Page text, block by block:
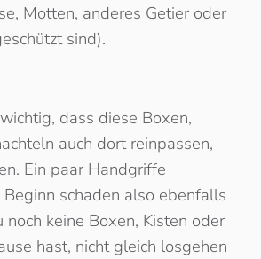
Motten, anderes Getier oder
sind).
dass diese Boxen,
auch dort reinpassen,
Ein paar Handgriffe
schaden also ebenfalls
keine Boxen, Kisten oder
hast, nicht gleich losgehen